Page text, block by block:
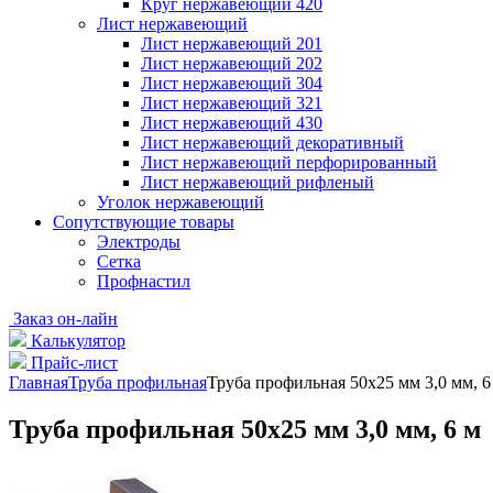
Круг нержавеющий 420
Лист нержавеющий
Лист нержавеющий 201
Лист нержавеющий 202
Лист нержавеющий 304
Лист нержавеющий 321
Лист нержавеющий 430
Лист нержавеющий декоративный
Лист нержавеющий перфорированный
Лист нержавеющий рифленый
Уголок нержавеющий
Cопутствующие товары
Электроды
Сетка
Профнастил
Заказ он-лайн
Калькулятор
Прайс-лист
ГлавнаяТруба профильнаяТруба профильная 50х25 мм 3,0 мм,
Труба профильная 50х25 мм 3,0 мм, 6 м